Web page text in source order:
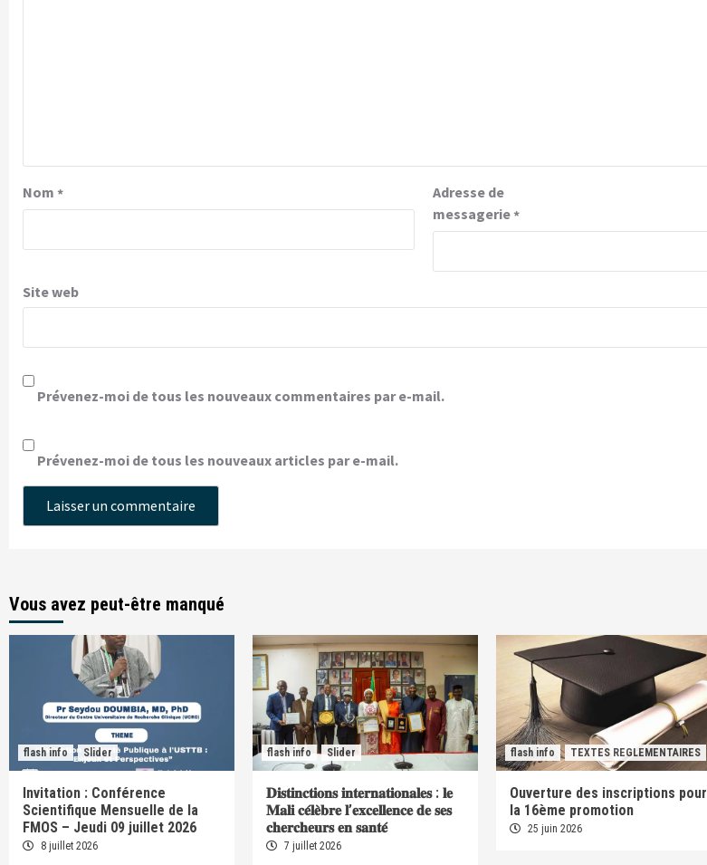
Nom *
Adresse de
messagerie*
Site web
Prévenez-moi de tous les nouveaux commentaires par e-mail.
Prévenez-moi de tous les nouveaux articles par e-mail.
Vous avez peut-être manqué
flash info Slider
Invitation : Conférence
Scientifique Mensuelle de la
FMOS – Jeudi 09 juillet 2026
8 juillet 2026
flash info Slider
𝐃𝐢𝐬𝐭𝐢𝐧𝐜𝐭𝐢𝐨𝐧𝐬 𝐢𝐧𝐭𝐞𝐫𝐧𝐚𝐭𝐢𝐨𝐧𝐚𝐥𝐞𝐬 : 𝐥𝐞
𝐌𝐚𝐥𝐢 𝐜𝐞́𝐥𝐞̀𝐛𝐫𝐞 𝐥’𝐞𝐱𝐜𝐞𝐥𝐥𝐞𝐧𝐜𝐞 𝐝𝐞 𝐬𝐞𝐬
𝐜𝐡𝐞𝐫𝐜𝐡𝐞𝐮𝐫𝐬 𝐞𝐧 𝐬𝐚𝐧𝐭𝐞́
7 juillet 2026
flash info TEXTES REGLEMENTAIRES
Ouverture des inscriptions pour
la 16ème promotion
25 juin 2026